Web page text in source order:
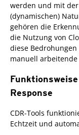
werden und mit
(dynamischen)
gehören die
die Nutzung von
diese
manuell arbeitende
Response
CDR-Tools
Echtzeit und